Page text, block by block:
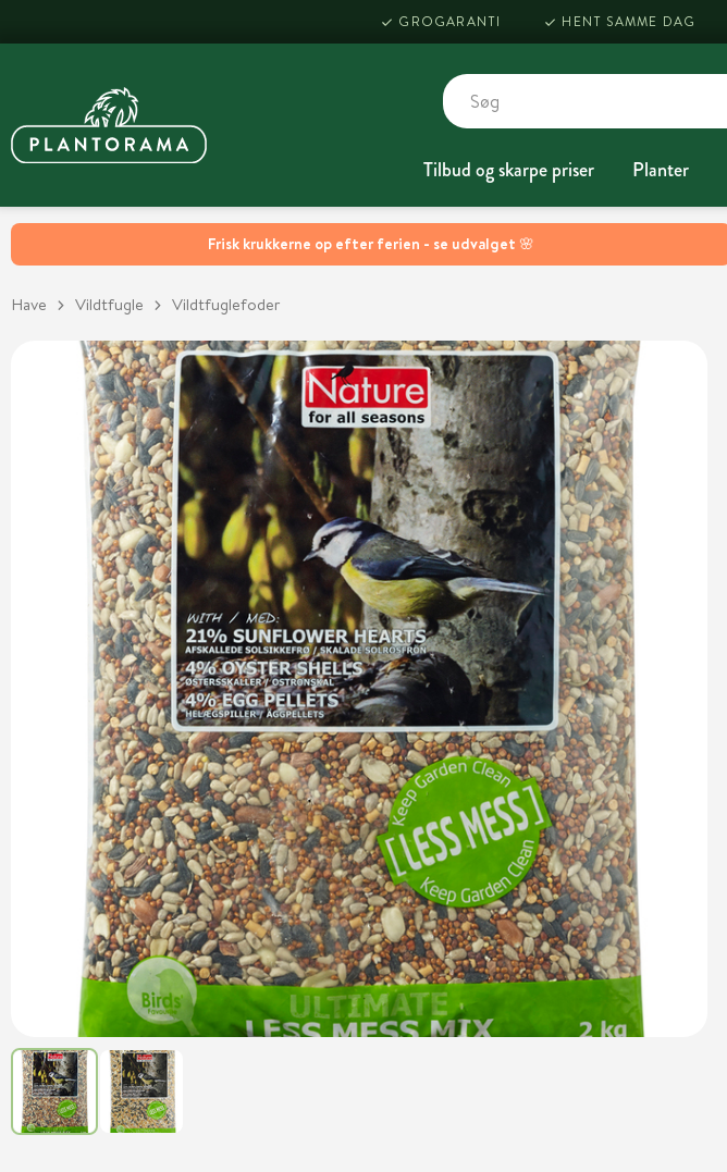
Frisk krukkerne op efter ferien - se udvalget 🌸
GROGARANTI HENT SAMME DAG
Tilbud og skarpe priser Planter
Have Vildtfugle Vildtfuglefoder